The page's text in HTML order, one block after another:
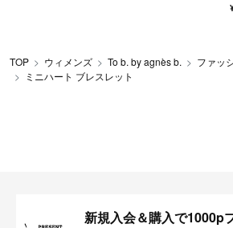
TOP ウィメンズ To b. by agnès b. ファッ
ミニハート ブレスレット
新規入会＆購入で1000p